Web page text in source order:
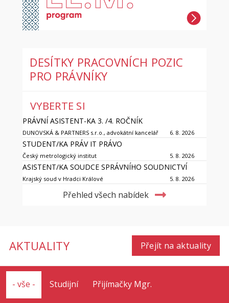
DESÍTKY PRACOVNÍCH POZIC
PRO PRÁVNÍKY
VYBERTE SI
PRÁVNÍ ASISTENT-KA 3. /4. ROČNÍK
DUNOVSKÁ & PARTNERS s.r.o., advokátní kancelář 6. 8. 2026
STUDENT/KA PRÁV IT PRÁVO
Český metrologický institut 5. 8. 2026
ASISTENT/KA SOUDCE SPRÁVNÍHO SOUDNICTVÍ
Krajský soud v Hradci Králové 5. 8. 2026
Přehled všech nabídek
AKTUALITY Přejít na aktuality
- vše - Studijní Přijímačky Mgr.